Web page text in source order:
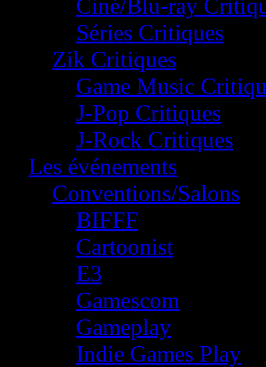
Ciné/Blu-ray
Séries Critiques
Zik Critiques
Game Music
J-Pop Critiques
J-Rock Critiques
Les événements
Conventions/Salons
BIFFF
Cartoonist
E3
Gamescom
Gameplay
Indie Games Play